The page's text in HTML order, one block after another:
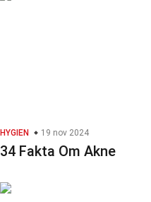
HYGIEN 19 nov 2024
34 Fakta Om Akne